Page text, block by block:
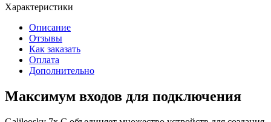
Характеристики
Описание
Отзывы
Как заказать
Оплата
Дополнительно
Максимум входов для подключения